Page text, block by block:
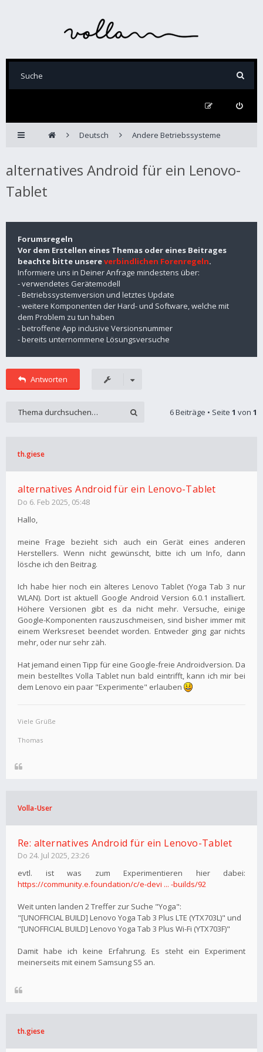
Deutsch Andere Betriebssysteme
alternatives Android für ein Lenovo-
Tablet
Forumsregeln
Vor dem Erstellen eines Themas oder eines Beitrages
beachte bitte unsereverbindlichen Forenregeln.
Informiere uns in Deiner Anfrage mindestens über:
- verwendetes Gerätemodell
- Betriebssystemversion und letztes Update
- weitere Komponenten der Hard- und Software, welche mit
dem Problem zu tun haben
- betroffene App inclusive Versionsnummer
- bereits unternommene Lösungsversuche
Antworten
6 Beiträge • Seite 1 von 1
th.giese
alternatives Android für ein Lenovo-Tablet
Do 6. Feb 2025, 05:48
Hallo,
meine Frage bezieht sich auch ein Gerät eines anderen
Herstellers. Wenn nicht gewünscht, bitte ich um Info, dann
lösche ich den Beitrag.
Ich habe hier noch ein älteres Lenovo Tablet (Yoga Tab 3 nur
WLAN). Dort ist aktuell Google Android Version 6.0.1 installiert.
Höhere Versionen gibt es da nicht mehr. Versuche, einige
Google-Komponenten rauszuschmeisen, sind bisher immer mit
einem Werksreset beendet worden. Entweder ging gar nichts
mehr, oder nur sehr zäh.
Hat jemand einen Tipp für eine Google-freie Androidversion. Da
mein bestelltes Volla Tablet nun bald eintrifft, kann ich mir bei
dem Lenovo ein paar "Experimente" erlauben
Viele Grüße
Thomas
Volla-User
Re: alternatives Android für ein Lenovo-Tablet
Do 24. Jul 2025, 23:26
evtl. ist was zum Experimentieren hier dabei:
https://community.e.foundation/c/e-devi ... -builds/92
Weit unten landen 2 Treffer zur Suche "Yoga":
"[UNOFFICIAL BUILD] Lenovo Yoga Tab 3 Plus LTE (YTX703L)" und
"[UNOFFICIAL BUILD] Lenovo Yoga Tab 3 Plus Wi-Fi (YTX703F)"
Damit habe ich keine Erfahrung. Es steht ein Experiment
meinerseits mit einem Samsung S5 an.
th.giese